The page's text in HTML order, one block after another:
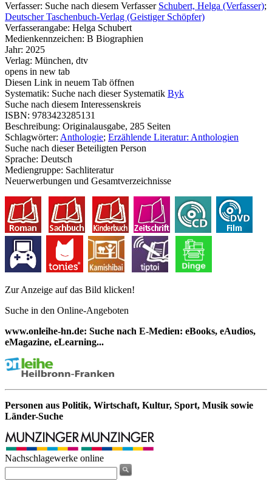
Verfasser: Suche nach diesem Verfasser Schubert, Helga (Verfasser);
Deutscher Taschenbuch-Verlag (Geistiger Schöpfer)
Verfasserangabe: Helga Schubert
Medienkennzeichen: B Biographien
Jahr: 2025
Verlag: München, dtv
opens in new tab
Diesen Link in neuem Tab öffnen
Systematik: Suche nach dieser Systematik Byk
Suche nach diesem Interessenskreis
ISBN: 9783423285131
Beschreibung: Originalausgabe, 285 Seiten
Schlagwörter: Anthologie; Erzählende Literatur: Anthologien
Suche nach dieser Beteiligten Person
Sprache: Deutsch
Mediengruppe: Sachliteratur
Neuerwerbungen und Gesamtverzeichnisse
Zur Anzeige auf das Bild klicken!
Suche in den Online-Angeboten
www.onleihe-hn.de: Suche nach E-Medien: eBooks, eAudios,
eMagazine, eLearning...
Personen aus Politik, Wirtschaft, Kultur, Sport, Musik sowie
Länder-Suche
Nachschlagewerke online